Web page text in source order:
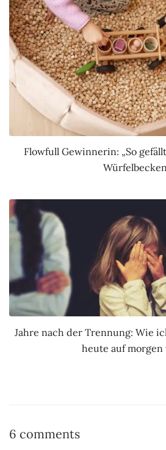
Flowfull Gewinnerin: „So
Jahre nach der Trennung: Wie
heute auf morgen
6 comments